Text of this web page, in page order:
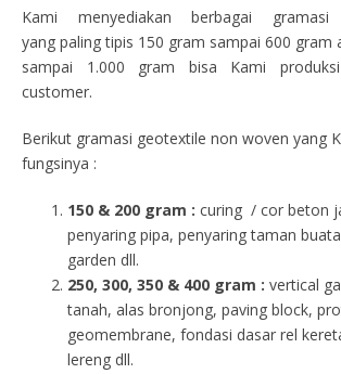
Kami menyediakan berbagai
yang paling tipis 150 gram sampai 600 gram
sampai 1.000 gram bisa Kami
customer.
Berikut gramasi geotextile non woven yang
fungsinya :
150 & 200 gram : curing / cor beton
penyaring pipa, penyaring taman
garden dll.
250, 300, 350 & 400 gram : vertical
tanah, alas bronjong, paving block,
geomembrane, fondasi dasar rel
lereng dll.